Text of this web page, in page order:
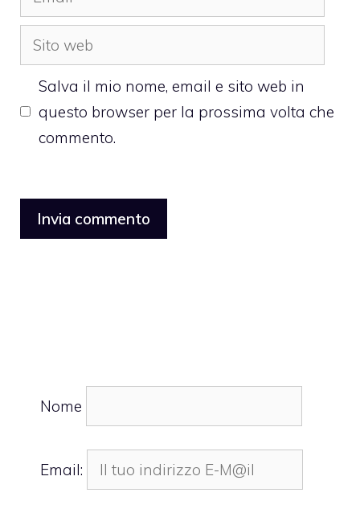
Sito
web
Salva il mio nome, email e sito web in
questo browser per la prossima volta che
commento.
Nome
Email: